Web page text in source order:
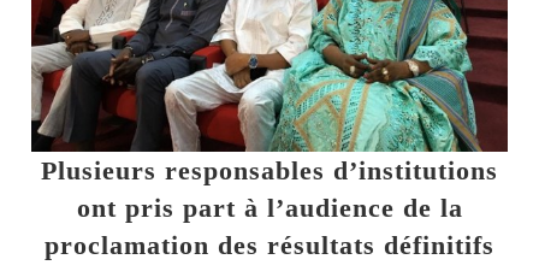
Plusieurs responsables d’institutions
ont pris part à l’audience de la
proclamation des résultats définitifs